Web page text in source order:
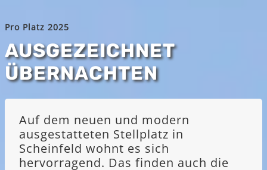
Pro Platz 2025
AUSGEZEICHNET
ÜBERNACHTEN
Auf dem neuen und modern
ausgestatteten Stellplatz in
Scheinfeld wohnt es sich
hervorragend. Das finden auch die